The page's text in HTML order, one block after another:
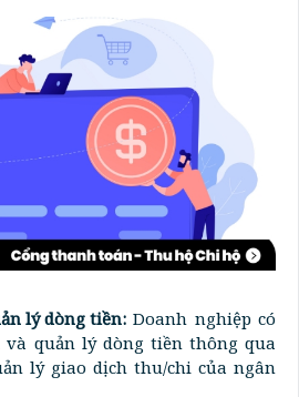
lý dòng tiền: Doanh nghiệp có
và quản lý dòng tiền thông qua
lý giao dịch thu/chi của ngân